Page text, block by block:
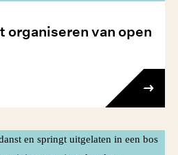
organiseren van open